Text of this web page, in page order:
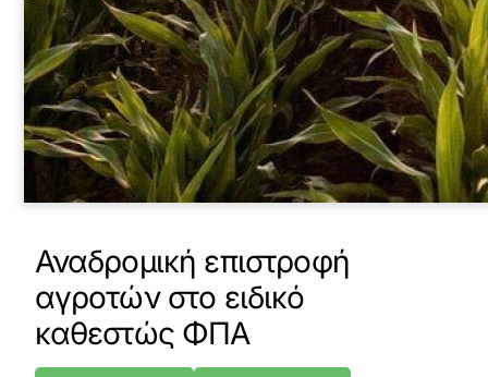
Αναδρομική επιστροφή
αγροτών στο ειδικό
καθεστώς ΦΠΑ